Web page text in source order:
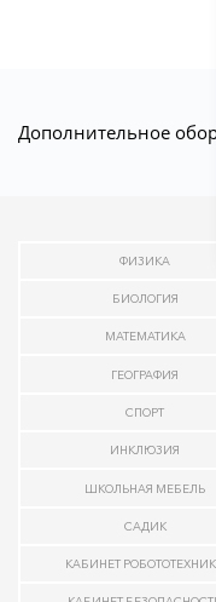
Дополнительное
ФИЗИКА
БИОЛОГИЯ
МАТЕМАТИКА
ГЕОГРАФИЯ
СПОРТ
ИНКЛЮЗИЯ
ШКОЛЬНАЯ МЕБЕЛЬ
САДИК
КАБИНЕТ